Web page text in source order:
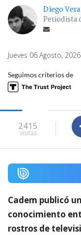
Diego Vera
Periodista
Jueves 06 Agosto,
Seguimos criterios de
2415
visitas
Cadem publicó
conocimiento
rostros de